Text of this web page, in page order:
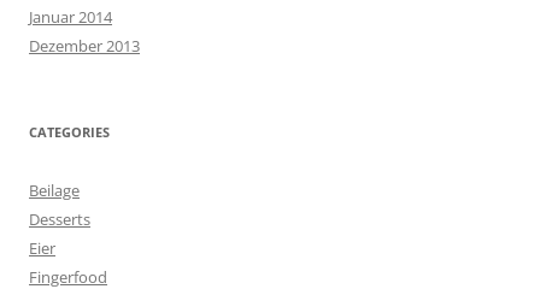
Januar 2014
Dezember 2013
CATEGORIES
Beilage
Desserts
Eier
Fingerfood